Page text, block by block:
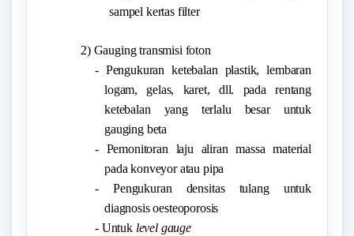
sampel kertas filter
2) Gauging transmisi foton
- Pengukuran ketebalan plastik, lembaran
logam, gelas, karet, dll. pada rentang
ketebalan yang terlalu besar untuk
gauging beta
- Pemonitoran laju aliran massa material
pada konveyor atau pipa
- Pengukuran densitas tulang untuk
diagnosis oesteoporosis
- Untuk level gauge